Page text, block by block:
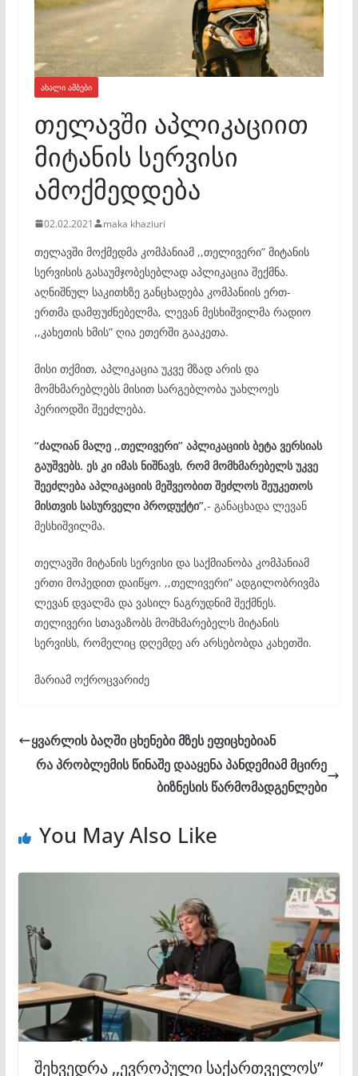
ᲐᲮᲐᲚᲘ ᲐᲛᲑᲔᲑᲘ
თელავში აპლიკაციით
მიტანის სერვისი
ამოქმედდება
02.02.2021 maka khaziuri
თელავში მოქმედმა კომპანიამ ,,თელივერი” მიტანის
სერვისის გასაუმჯობესებლად აპლიკაცია შექმნა.
აღნიშნულ საკითხზე განცხადება კომპანიის ერთ-
ერთმა დამფუძნებელმა, ლევან მესხიშვილმა რადიო
,,კახეთის ხმის” ღია ეთერში გააკეთა.
მისი თქმით, აპლიკაცია უკვე მზად არის და
მომხმარებლებს მისით სარგებლობა უახლოეს
პერიოდში შეეძლება.
“ძალიან მალე ,,თელივერი” აპლიკაციის ბეტა ვერსიას
გაუშვებს. ეს კი იმას ნიშნავს, რომ მომხმარებელს უკვე
შეეძლება აპლიკაციის მეშვეობით შეძლოს შეუკეთოს
მისთვის სასურველი პროდუქტი”,- განაცხადა ლევან
მესხიშვილმა.
თელავში მიტანის სერვისი და საქმიანობა კომპანიამ
ერთი მოპედით დაიწყო. ,,თელივერი” ადგილობრივმა
ლევან დვალმა და ვასილ ნაგრუდნიმ შექმნეს.
თელივერი სთავაზობს მომხმარებელს მიტანის
სერვისს, რომელიც დღემდე არ არსებობდა კახეთში.
მარიამ ოქროცვარიძე
ყვარლის ბაღში ცხენები მზეს ეფიცხებიან
რა პრობლემის წინაშე დააყენა პანდემიამ მცირე
ბიზნესის წარმომადგენლები
You May Also Like
შეხვედრა ,,ევროპული საქართველოს”